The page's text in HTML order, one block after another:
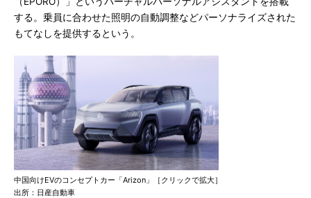
する。乗員に合わせた照明の自動調整などパーソナライズされた
もてなしを提供するという。
中国向けEVのコンセプトカー「Arizon」［クリックで拡大］
出所：日産自動車